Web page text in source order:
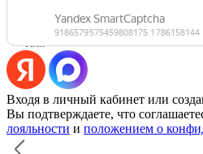
Запросить код
Уже есть аккаунт?Войти
Или
Входя в личный кабинет или
Вы подтверждаете, что
лояльности и положением о